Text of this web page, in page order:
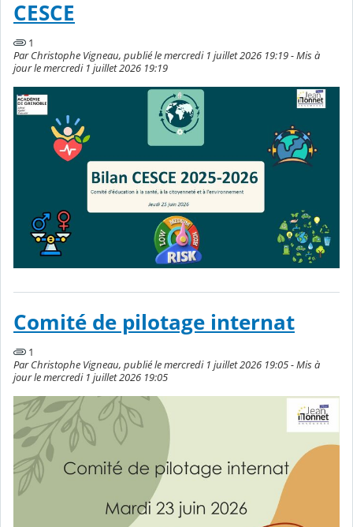
CESCE
1
Par Christophe Vigneau, publié le mercredi 1 juillet 2026 19:19 - Mis à
jour le mercredi 1 juillet 2026 19:19
Comité de pilotage internat
1
Par Christophe Vigneau, publié le mercredi 1 juillet 2026 19:05 - Mis à
jour le mercredi 1 juillet 2026 19:05